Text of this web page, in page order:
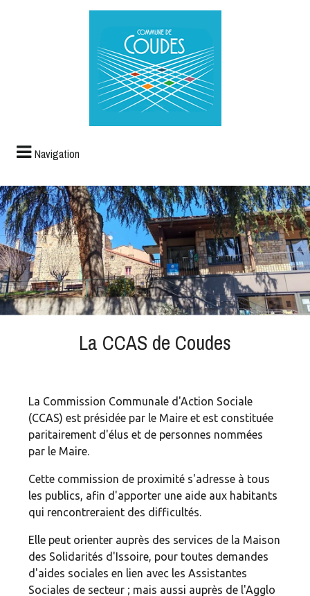
Navigation
La CCAS de Coudes
La Commission Communale d'Action Sociale
(CCAS) est présidée par le Maire et est constituée
paritairement d'élus et de personnes nommées
par le Maire.
Cette commission de proximité s'adresse à tous
les publics, afin d'apporter une aide aux habitants
qui rencontreraient des difficultés.
Elle peut orienter auprès des services de la Maison
des Solidarités d'Issoire, pour toutes demandes
d'aides sociales en lien avec les Assistantes
Sociales de secteur ; mais aussi auprès de l'Agglo